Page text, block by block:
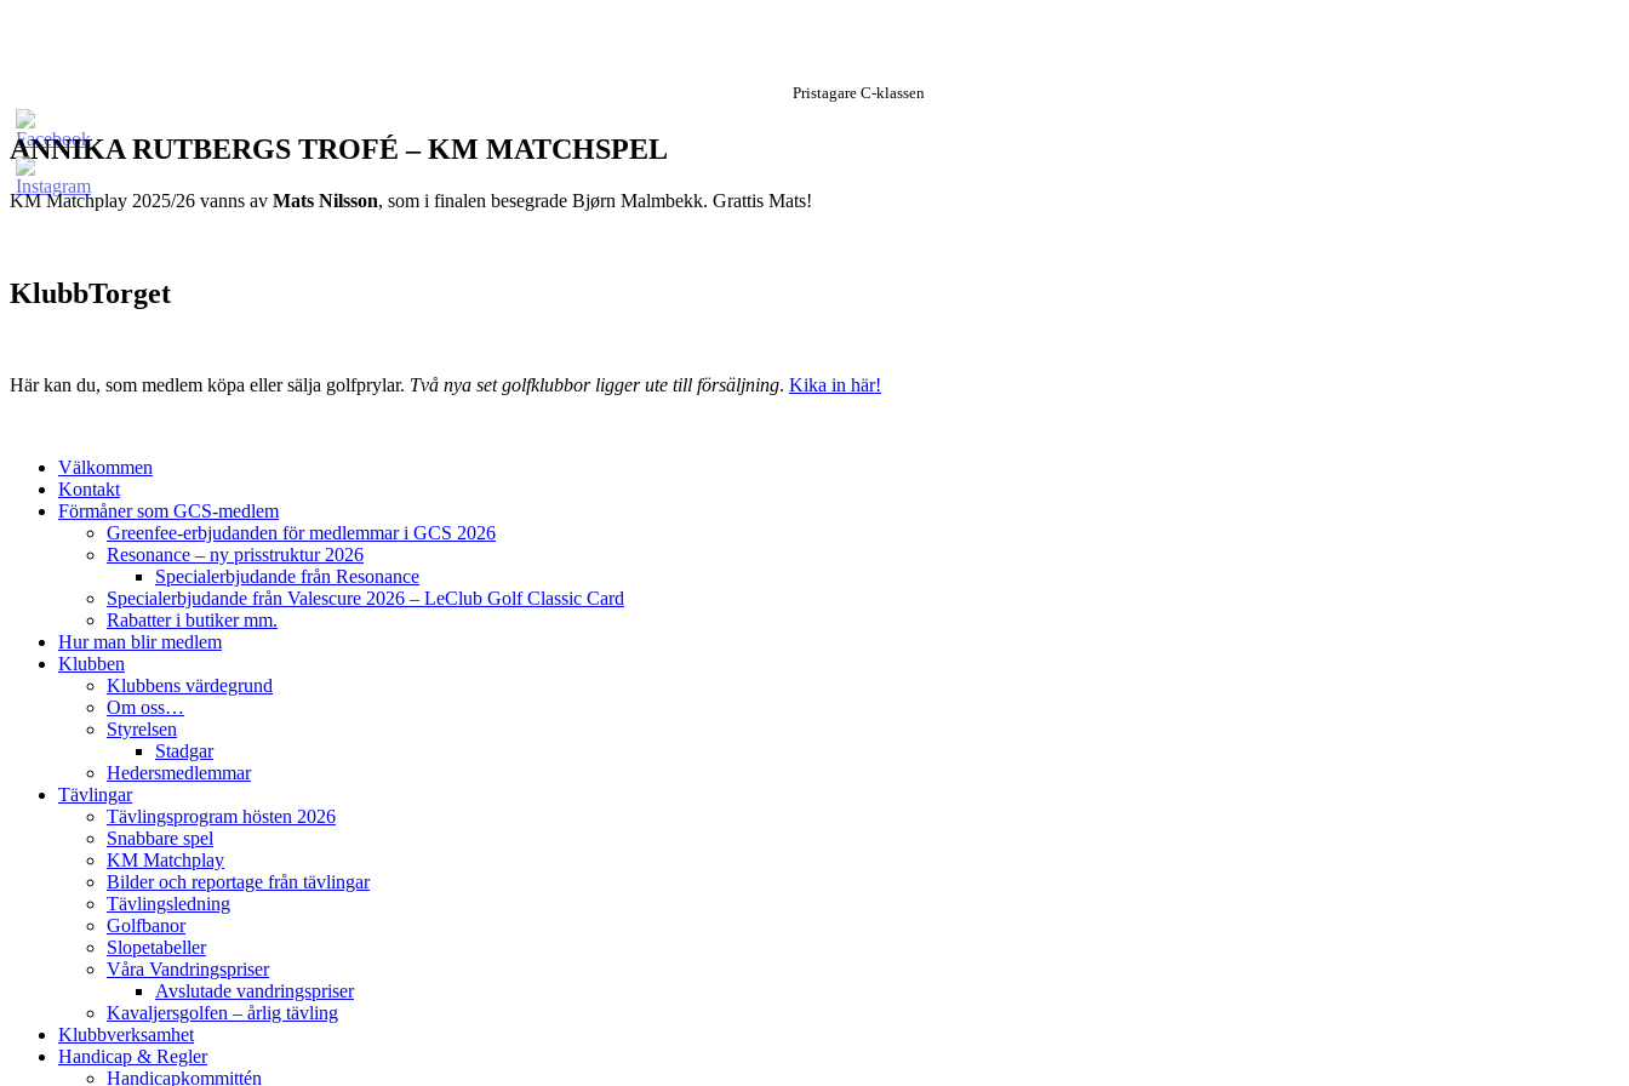
Pristagare C-klassen
ANNIKA RUTBERGS TROFÉ – KM MATCHSPEL
KM Matchplay 2025/26 vanns av Mats Nilsson, som i finalen besegrade Bjørn Malmbekk. Grattis Mats!
KlubbTorget
Här kan du, som medlem köpa eller sälja golfprylar. Två nya set golfklubbor ligger ute till försäljning. Kika in här!
Välkommen
Kontakt
Förmåner som GCS-medlem
Greenfee-erbjudanden för medlemmar i GCS 2026
Resonance – ny prisstruktur 2026
Specialerbjudande från Resonance
Specialerbjudande från Valescure 2026 – LeClub Golf Classic Card
Rabatter i butiker mm.
Hur man blir medlem
Klubben
Klubbens värdegrund
Om oss…
Styrelsen
Stadgar
Hedersmedlemmar
Tävlingar
Tävlingsprogram hösten 2026
Snabbare spel
KM Matchplay
Bilder och reportage från tävlingar
Tävlingsledning
Golfbanor
Slopetabeller
Våra Vandringspriser
Avslutade vandringspriser
Kavaljersgolfen – årlig tävling
Klubbverksamhet
Handicap & Regler
Handicapkommittén